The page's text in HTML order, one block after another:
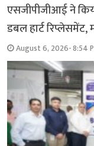
एसजीपीजीआई ने
डबल हार्ट रिप्लेसमेंट,
August 6, 2026- 8:54